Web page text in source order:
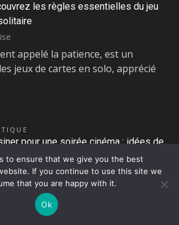
les règles essentielles du jeu
appelé la patience, est un
jeux de cartes en solo, apprécié
pour une soirée cinéma : idées de
inratables
cinéma à la maison est une
qui permet de se détendre tout
to ensure that we give you the best
If you continue to use this site we
that you are happy with it.
Ok